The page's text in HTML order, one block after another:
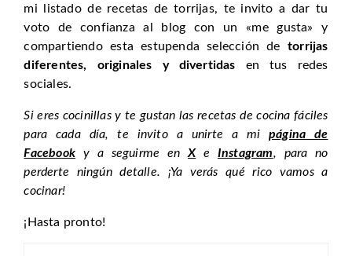
mi listado de recetas de torrijas, te invito a dar tu
voto de confianza al blog con un «me gusta» y
compartiendo esta estupenda selección de torrijas
diferentes, originales y divertidas en tus redes
sociales.
Si eres cocinillas y te gustan las recetas de cocina fáciles
para cada día, te invito a unirte a mipágina de
Facebook y a seguirme enXe Instagram, para no
perderte ningún detalle. ¡Ya verás qué rico vamos a
cocinar!
¡Hasta pronto!